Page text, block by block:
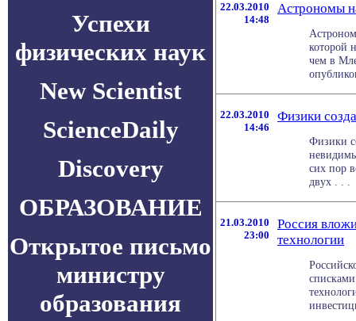
Успехи
физических наук
New Scientist
ScienceDaily
Discovery
ОБРАЗОВАНИЕ
Открытое письмо
министру
образования
22.03.2010
14:48
Астрономы
которой
чем в
22.03.2010
14:46
Физики
Физики
сих пор
двух . . .
21.03.2010
23:00
Россия
технологии